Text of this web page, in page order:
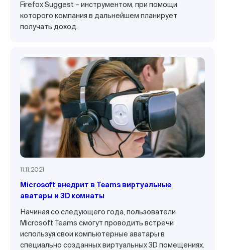
Firefox Suggest – инструментом, при помощи
которого компания в дальнейшем планирует
получать доход.
11.11.2021
Microsoft внедрит в Teams виртуальные
аватары и 3D комнаты
Начиная со следующего года, пользователи
Microsoft Teams смогут проводить встречи
используя свои компьютерные аватары в
специально созданных виртуальных 3D помещениях.